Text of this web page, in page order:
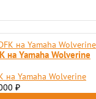
на Yamaha Wolverine
на Yamaha Wolverine
₽